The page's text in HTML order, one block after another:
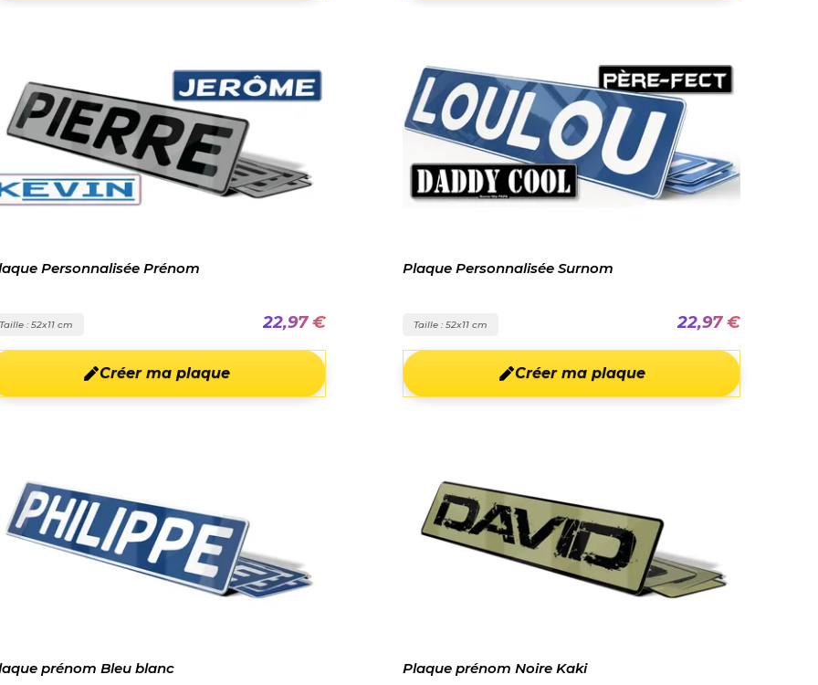
Personnalisée Prénom
: 52x11 cm 22,97 €
Créer ma plaque
Plaque Personnalisée Surnom
Taille : 52x11 cm 22,97 €
Créer ma plaque
prénom Bleu blanc Plaque prénom Noire Kaki